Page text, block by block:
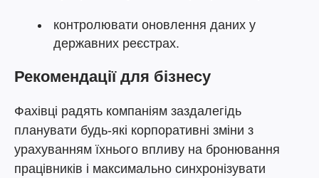
контролювати оновлення даних у
державних реєстрах.
Рекомендації для бізнесу
Фахівці радять компаніям заздалегідь
планувати будь-які корпоративні зміни з
урахуванням їхнього впливу на бронювання
працівників і максимально синхронізувати